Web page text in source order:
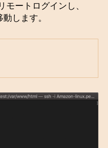
モートログインし、
します。